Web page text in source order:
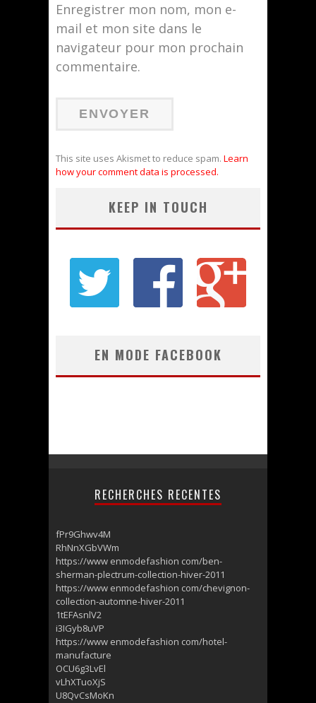
Enregistrer mon nom, mon e-
mail et mon site dans le
navigateur pour mon prochain
commentaire.
This site uses Akismet to reduce spam. Learn
how your comment data is processed.
KEEP IN TOUCH
EN MODE FACEBOOK
RECHERCHES RECENTES
fPr9Ghwv4M
RhNnXGbVWm
https://www enmodefashion com/ben-
sherman-plectrum-collection-hiver-2011
https://www enmodefashion com/chevignon-
collection-automne-hiver-2011
1tEFAsnlV2
i3IGyb8uVP
https://www enmodefashion com/hotel-
manufacture
OCU6g3LvEl
vLhXTuoXjS
U8QvCsMoKn